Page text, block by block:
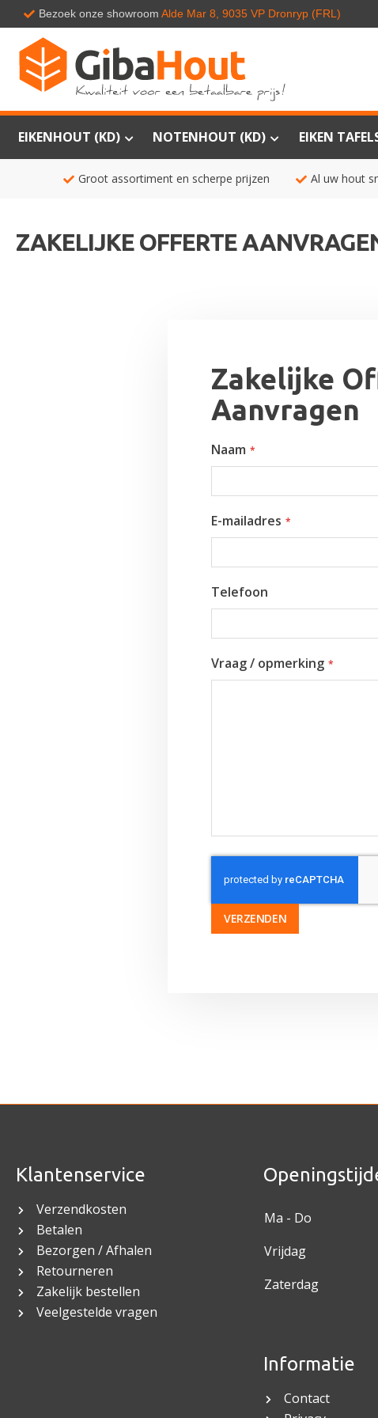
Bezoek onze showroom Alde Mar 8, 9035 VP Dronryp (FRL)
EIKENHOUT (KD) NOTENHOUT (KD) EIKEN
Groot assortiment en scherpe prijzen Al uw hout
ZAKELIJKE OFFERTE
Zakelijke
Aanvragen
Naam
E-mailadres
Telefoon
Vraag / opmerking
VERZENDEN
Klantenservice
Verzendkosten
Betalen
Bezorgen / Afhalen
Retourneren
Zakelijk bestellen
Veelgestelde vragen
Ma - Do
Vrijdag
Zaterdag
Informatie
Contact